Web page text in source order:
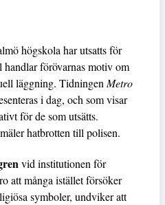
högskola har utsatts för
förövarnas motiv om
läggning. Tidningen Metro
i dag, och som visar
för de som utsätts.
hatbrotten till polisen.
vid institutionen för
att många istället försöker
symboler, undviker att